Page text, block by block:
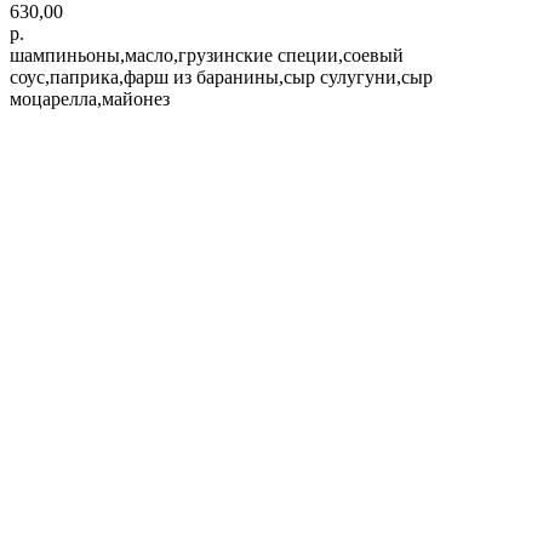
630,00
р.
шампиньоны,масло,грузинские специи,соевый
соус,паприка,фарш из баранины,сыр сулугуни,сыр
моцарелла,майонез